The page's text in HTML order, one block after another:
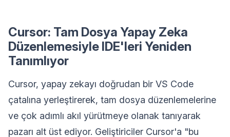
Cursor: Tam Dosya Yapay Zeka
Düzenlemesiyle IDE'leri Yeniden
Tanımlıyor
Cursor, yapay zekayı doğrudan bir VS Code
çatalına yerleştirerek, tam dosya düzenlemelerine
ve çok adımlı akıl yürütmeye olanak tanıyarak
pazarı alt üst ediyor. Geliştiriciler Cursor'a "bu